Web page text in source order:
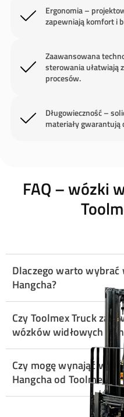
Ergonomia –
zapewniają komfort i
Zaawansowana
sterowania ułatwiają
procesów.
Długowieczność –
materiały gwarantują
FAQ – wózki
Dlaczego warto wybrać
Hangcha?
Czy Toolmex Truck
wózków widłowych
Czy mogę wynająć
Hangcha od Toolmex